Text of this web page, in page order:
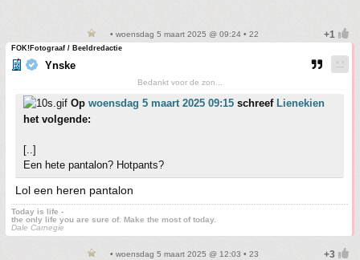
• woensdag 5 maart 2025 @ 09:24 • 22
FOK!Fotograaf / Beeldredactie
Ynske
Bedankt voor de zon...
Op woensdag 5 maart 2025 09:15 schreef Lienekien
het volgende:
[..]
Een hete pantalon? Hotpants?
Lol een heren pantalon
Today is life -
the only life you are sure of. Make the most of today.
Dale Carnegie
• woensdag 5 maart 2025 @ 12:03 • 23